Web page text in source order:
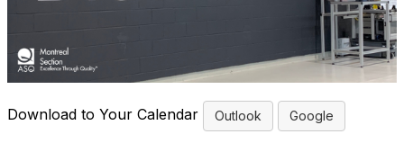
Download to Your Calendar Outlook Google